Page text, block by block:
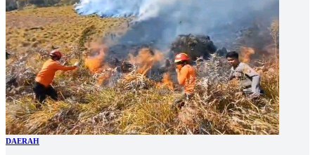
DAERAH